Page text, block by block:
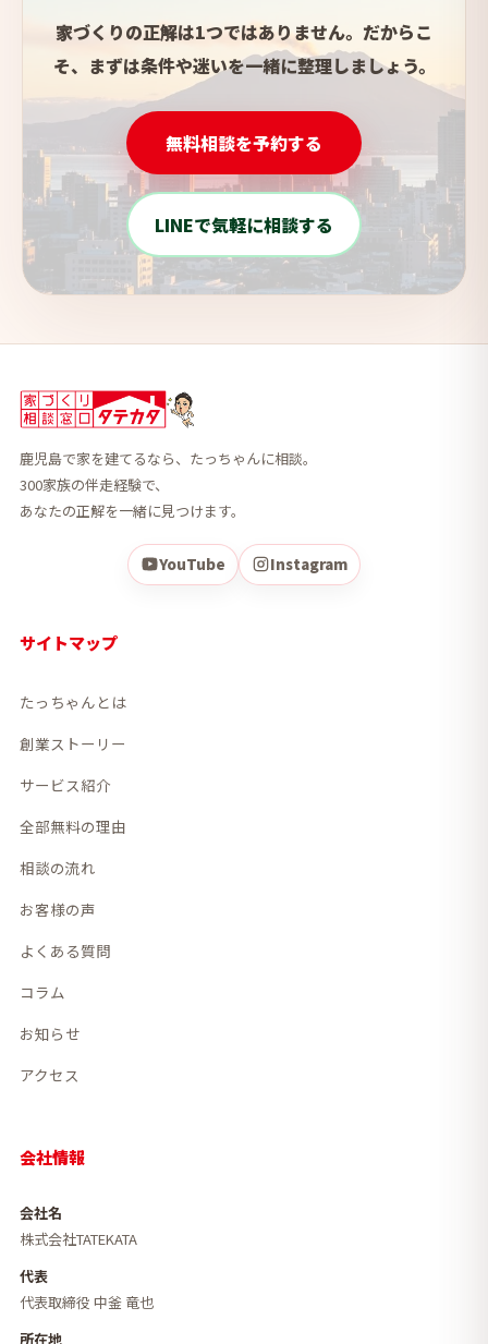
家づくりの正解は1つではありません。だからこ
そ、まずは条件や迷いを一緒に整理しましょう。
無料相談を予約する
LINEで気軽に相談する
鹿児島で家を建てるなら、たっちゃんに相談。
300家族の伴走経験で、
あなたの正解を一緒に見つけます。
YouTube Instagram
サイトマップ
たっちゃんとは
創業ストーリー
サービス紹介
全部無料の理由
相談の流れ
お客様の声
よくある質問
コラム
お知らせ
アクセス
会社情報
会社名
株式会社TATEKATA
代表
代表取締役 中釜 竜也
所在地